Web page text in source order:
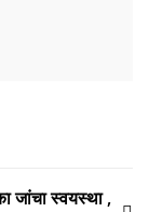
जांचा स्वयस्था ,